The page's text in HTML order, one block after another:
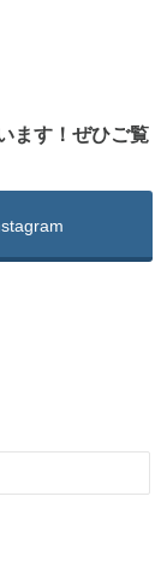
ます！ぜひご覧